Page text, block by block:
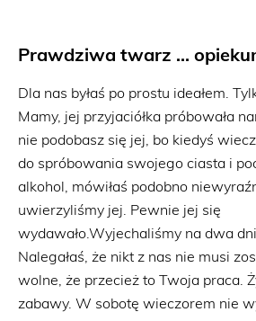
Prawdziwa twarz …
Dla nas byłaś po prostu ideałem.
Mamy, jej przyjaciółka próbowała
nie podobasz się jej, bo kiedyś
do spróbowania swojego ciasta i
alkohol, mówiłaś podobno
uwierzyliśmy jej. Pewnie jej się
wydawało.Wyjechaliśmy na dwa
Nalegałaś, że nikt z nas nie musi
wolne, że przecież to Twoja praca.
zabawy. W sobotę wieczorem nie